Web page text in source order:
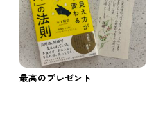
最高のプレゼント